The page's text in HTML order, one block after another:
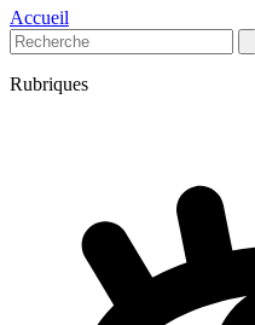
Accueil
Rubriques